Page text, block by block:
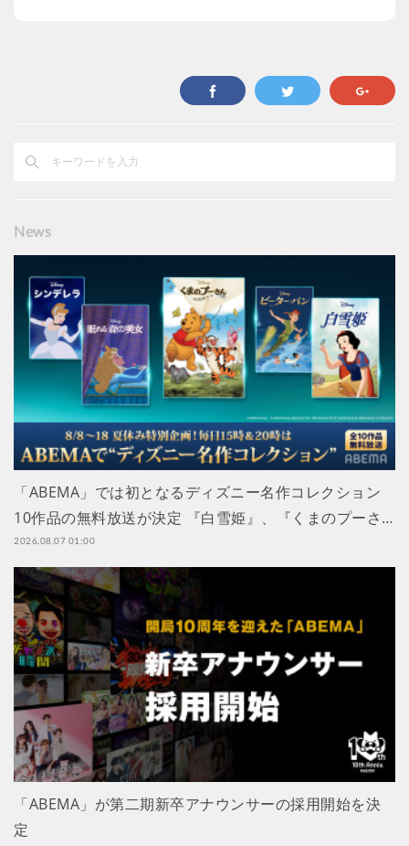
News
「ABEMA」では初となるディズニー名作コレクション
10作品の無料放送が決定 『白雪姫』、『くまのプーさ…
2026.08.07 01:00
「ABEMA」が第二期新卒アナウンサーの採用開始を決
定